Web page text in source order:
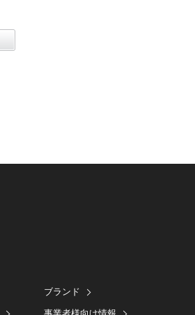
ブランド